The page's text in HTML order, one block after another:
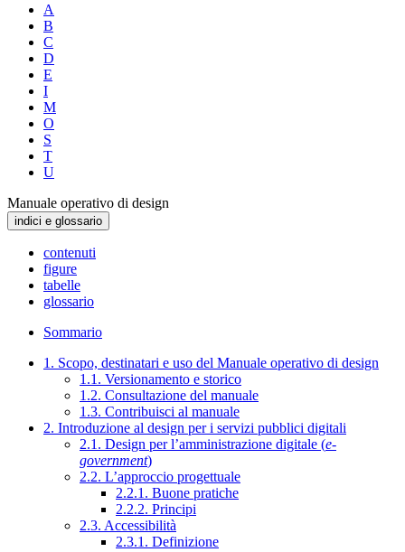
A
B
C
D
E
I
M
O
S
T
U
Manuale operativo di design
indici e glossario
contenuti
figure
tabelle
glossario
Sommario
1. Scopo, destinatari e uso del Manuale operativo di design
1.1. Versionamento e storico
1.2. Consultazione del manuale
1.3. Contribuisci al manuale
2. Introduzione al design per i servizi pubblici digitali
2.1. Design per l’amministrazione digitale (e-
government)
2.2. L’approccio progettuale
2.2.1. Buone pratiche
2.2.2. Principi
2.3. Accessibilità
2.3.1. Definizione